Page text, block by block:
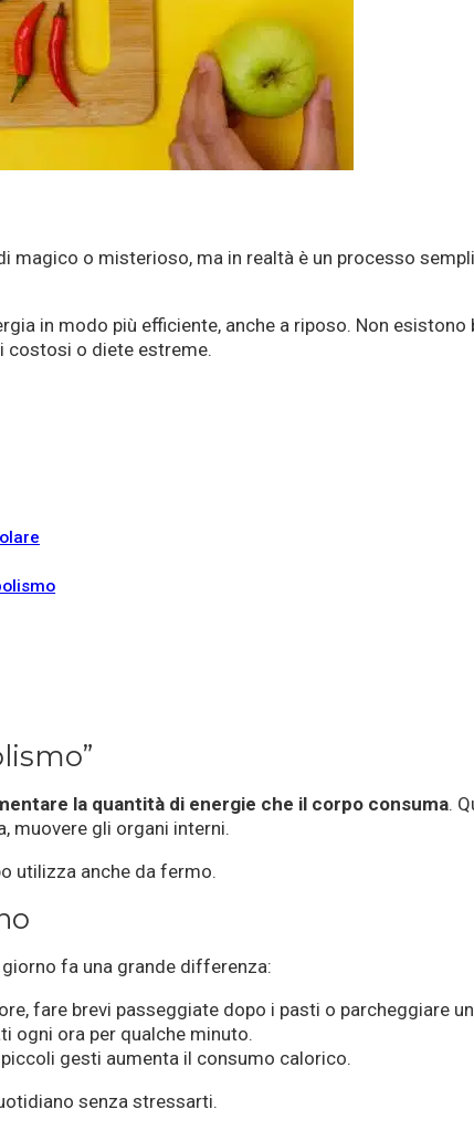
magico o misterioso, ma in realtà è un processo
in modo più efficiente, anche a riposo. Non
costosi o diete estreme.
la quantità di energie che il corpo consuma.
muovere gli organi interni.
utilizza anche da fermo.
fa una grande differenza:
fare brevi passeggiate dopo i pasti o parcheggiare
ogni ora per qualche minuto.
gesti aumenta il consumo calorico.
senza stressarti.